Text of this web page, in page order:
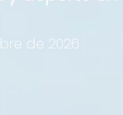
de 2026